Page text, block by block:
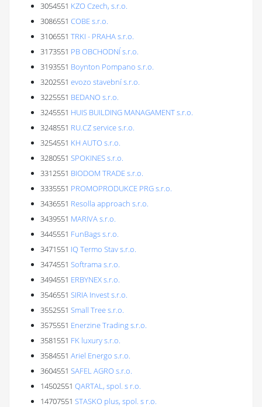
3054551 KZO Czech, s.r.o.
3086551 COBE s.r.o.
3106551 TRKI - PRAHA s.r.o.
3173551 PB OBCHODNÍ s.r.o.
3193551 Boynton Pompano s.r.o.
3202551 evozo stavební s.r.o.
3225551 BEDANO s.r.o.
3245551 HUIS BUILDING MANAGAMENT s.r.o.
3248551 RU.CZ service s.r.o.
3254551 KH AUTO s.r.o.
3280551 SPOKINES s.r.o.
3312551 BIODOM TRADE s.r.o.
3335551 PROMOPRODUKCE PRG s.r.o.
3436551 Resolla approach s.r.o.
3439551 MARIVA s.r.o.
3445551 FunBags s.r.o.
3471551 IQ Termo Stav s.r.o.
3474551 Softrama s.r.o.
3494551 ERBYNEX s.r.o.
3546551 SIRIA Invest s.r.o.
3552551 Small Tree s.r.o.
3575551 Enerzine Trading s.r.o.
3581551 FK luxury s.r.o.
3584551 Ariel Energo s.r.o.
3604551 SAFEL AGRO s.r.o.
14502551 QARTAL, spol. s r.o.
14707551 STASKO plus, spol. s r.o.